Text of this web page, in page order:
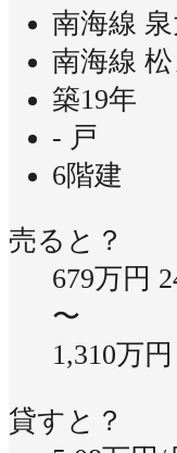
南海線
南海線
築19年
- 戸
6階建
売ると？
679万円
〜
1,310万円
貸すと？